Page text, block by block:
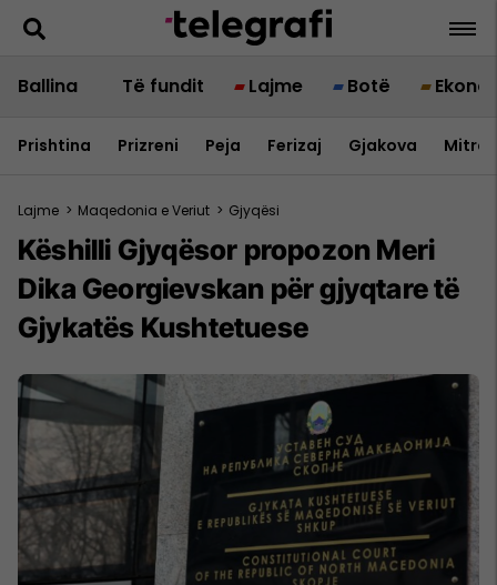
Ballina Të fundit Lajme Botë
Prishtina Prizreni Peja Ferizaj Gjakova
Lajme > Maqedonia e Veriut > Gjyqësi
Këshilli Gjyqësor propozon Meri
Dika Georgievskan për gjyqtare të
Gjykatës Kushtetuese